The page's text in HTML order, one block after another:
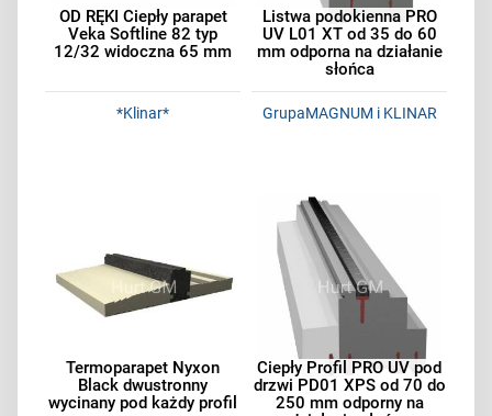
OD RĘKI Ciepły parapet
Veka Softline 82 typ
12/32 widoczna 65 mm
*Klinar*
Listwa podokienna PRO
UV L01 XT od 35 do 60
mm odporna na działanie
słońca
GrupaMAGNUM i KLINAR
Termoparapet Nyxon
Black dwustronny
wycinany pod każdy profil
Ciepły Profil PRO UV pod
drzwi PD01 XPS od 70 do
250 mm odporny na